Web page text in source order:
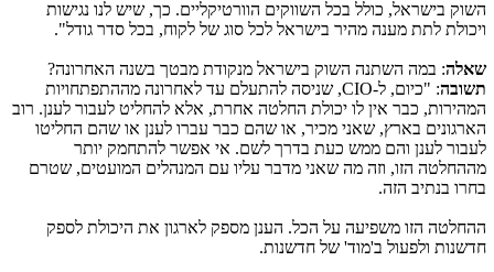
השוק בישראל, כולל בכל השווקים הוורטיקליים. כך, שיש לנו נגישות
ויכולת לתת מענה מהיר בישראל לכל סוג של לקוח, בכל סדר גודל".
שאלה: במה השתנה השוק בישראל מנקודת מבטך בשנה האחרונה?
תשובה: "כיום, ל-CIO, שניסה להתעלם עד לאחרונה מההתפתחויות
המהירות, כבר אין לו יכולת החלטה אחרת, אלא להחליט לעבור לענן. רוב
הארגונים בארץ, שאני מכיר, או שהם כבר עברו לענן או שהם החליטו
לעבור לענן והם ממש כעת בדרך לשם. אי אפשר להתחמק יותר
מההחלטה הזו, וזה מה שאני מדבר עליו עם המנהלים המועטים, שטרם
בחרו בנתיב הזה.
ההחלטה הזו משפיעה על הכל. הענן מספק לארגון את היכולת לספק
חדשנות ולפעול ב'מוד' של חדשנות.